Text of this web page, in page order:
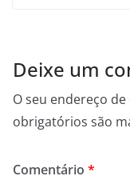
Deixe um
O seu endereço
obrigatórios são
Comentário *